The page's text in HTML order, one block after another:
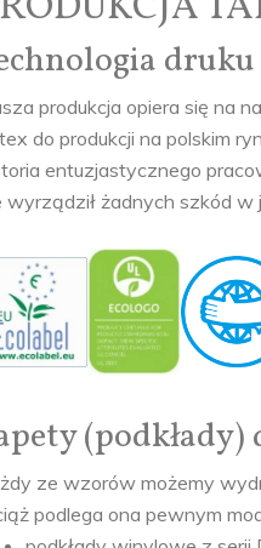
druku
produkcja opiera się na
do produkcji na polskim
entuzjastycznego
wyrządził żadnych szkód w
ze wzorów możemy
podlega ona pewnym